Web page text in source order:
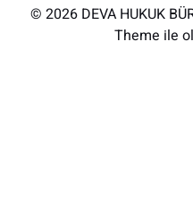
© 2026 DEVA HUKUK
Theme ile